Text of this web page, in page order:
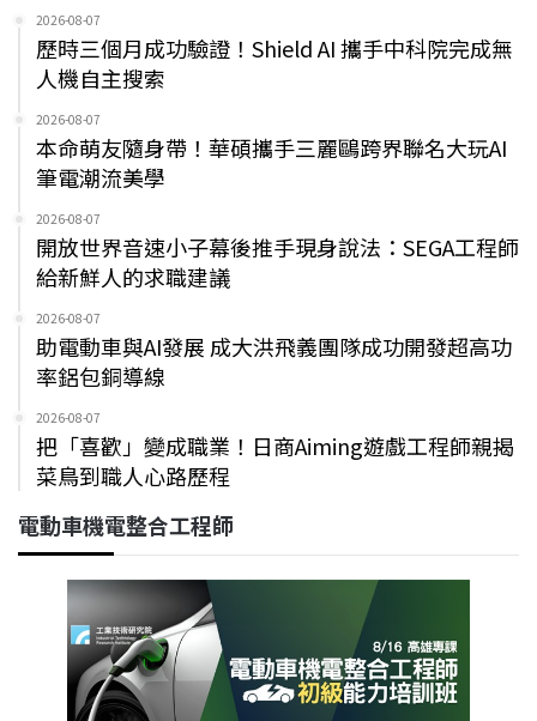
2026-08-07
歷時三個月成功驗證！Shield AI 攜手中科院完成無
人機自主搜索
2026-08-07
本命萌友隨身帶！華碩攜手三麗鷗跨界聯名大玩AI
筆電潮流美學
2026-08-07
開放世界音速小子幕後推手現身說法：SEGA工程師
給新鮮人的求職建議
2026-08-07
助電動車與AI發展 成大洪飛義團隊成功開發超高功
率鋁包銅導線
2026-08-07
把「喜歡」變成職業！日商Aiming遊戲工程師親揭
菜鳥到職人心路歷程
電動車機電整合工程師